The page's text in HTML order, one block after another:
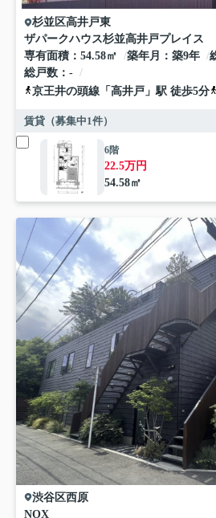
杉並区高井戸東
ザパークハウス杉並高井戸プレイス
専有面積
54.58㎡ 築年月 築9年
総戸数
-
京王井の頭線 「 高井戸 」駅 徒歩5分
賃貸（募集中1件）
6階
22.5万円
54.58㎡
渋谷区西原
NOX